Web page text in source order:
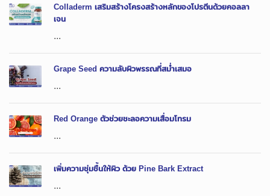
Colladerm เสริมสร้างโครงสร้างหลักของโปรตีนด้วยคอลลา
เจน
...
Grape Seed ความลับผิวพรรณที่สม่ำเสมอ
...
Red Orange ตัวช่วยชะลอความเสื่อมโทรม
...
เพิ่มความชุ่มชื้นให้ผิว ด้วย Pine Bark Extract
...